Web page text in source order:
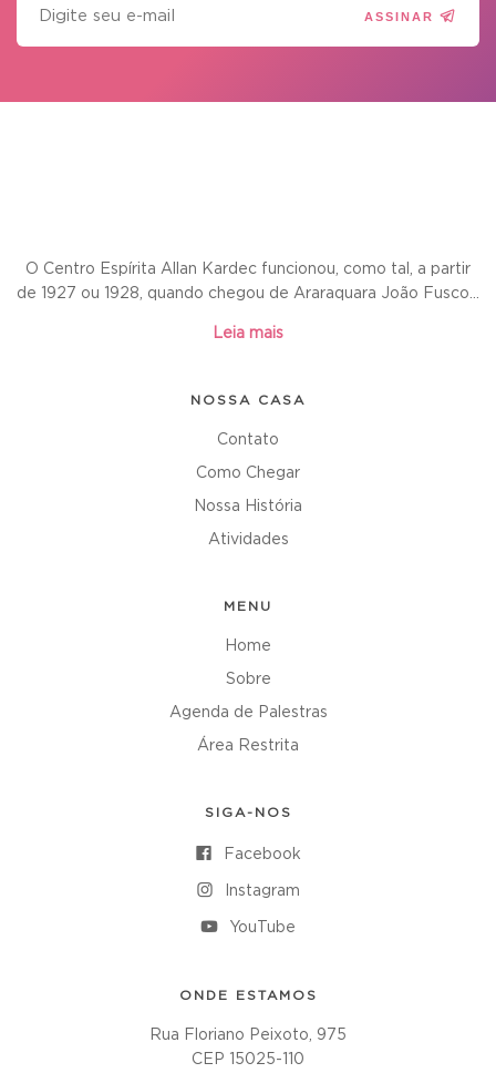
ASSINAR
O Centro Espírita Allan Kardec funcionou, como tal, a partir
de 1927 ou 1928, quando chegou de Araraquara João Fusco...
Leia mais
NOSSA CASA
Contato
Como Chegar
Nossa História
Atividades
MENU
Home
Sobre
Agenda de Palestras
Área Restrita
SIGA-NOS
Facebook
Instagram
YouTube
ONDE ESTAMOS
Rua Floriano Peixoto, 975
CEP 15025-110